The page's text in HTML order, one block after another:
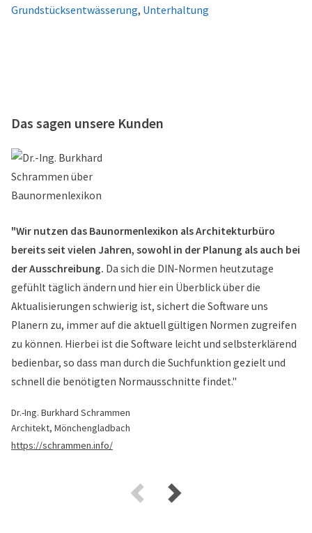
Grundstücksentwässerung, Unterhaltung
Das sagen unsere Kunden
"Wir nutzen das Baunormenlexikon als Architekturbüro
bereits seit vielen Jahren, sowohl in der Planung als auch bei
der Ausschreibung. Da sich die DIN-Normen heutzutage
gefühlt täglich ändern und hier ein Überblick über die
Aktualisierungen schwierig ist, sichert die Software uns
Planern zu, immer auf die aktuell gültigen Normen zugreifen
zu können. Hierbei ist die Software leicht und selbsterklärend
bedienbar, so dass man durch die Suchfunktion gezielt und
schnell die benötigten Normausschnitte findet."
Dr.-Ing. Burkhard Schrammen
Architekt, Mönchengladbach
https://schrammen.info/